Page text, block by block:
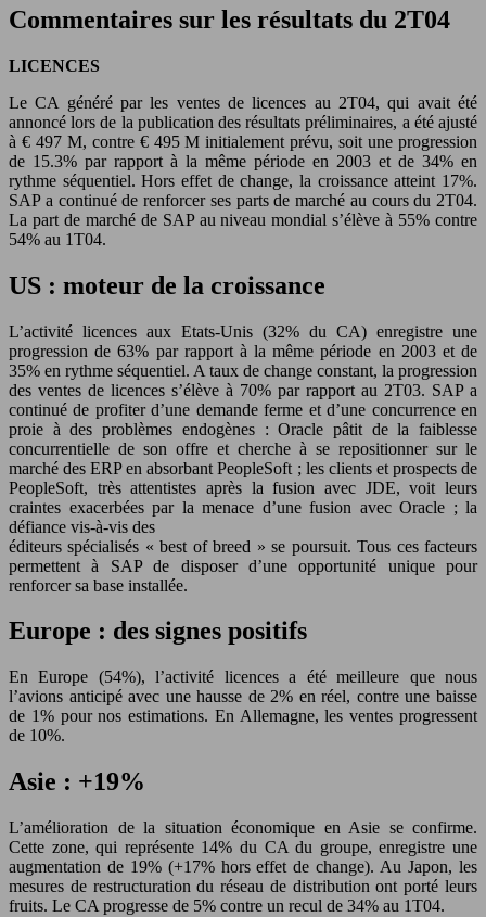
Commentaires sur les résultats du 2T04
LICENCES
Le CA généré par les ventes de licences au 2T04, qui avait été
annoncé lors de la publication des résultats préliminaires, a été ajusté
à € 497 M, contre € 495 M initialement prévu, soit une progression
de 15.3% par rapport à la même période en 2003 et de 34% en
rythme séquentiel. Hors effet de change, la croissance atteint 17%.
SAP a continué de renforcer ses parts de marché au cours du 2T04.
La part de marché de SAP au niveau mondial s’élève à 55% contre
54% au 1T04.
US : moteur de la croissance
L’activité licences aux Etats-Unis (32% du CA) enregistre une
progression de 63% par rapport à la même période en 2003 et de
35% en rythme séquentiel. A taux de change constant, la progression
des ventes de licences s’élève à 70% par rapport au 2T03. SAP a
continué de profiter d’une demande ferme et d’une concurrence en
proie à des problèmes endogènes : Oracle pâtit de la faiblesse
concurrentielle de son offre et cherche à se repositionner sur le
marché des ERP en absorbant PeopleSoft ; les clients et prospects de
PeopleSoft, très attentistes après la fusion avec JDE, voit leurs
craintes exacerbées par la menace d’une fusion avec Oracle ; la
défiance vis-à-vis des
éditeurs spécialisés « best of breed » se poursuit. Tous ces facteurs
permettent à SAP de disposer d’une opportunité unique pour
renforcer sa base installée.
Europe : des signes positifs
En Europe (54%), l’activité licences a été meilleure que nous
l’avions anticipé avec une hausse de 2% en réel, contre une baisse
de 1% pour nos estimations. En Allemagne, les ventes progressent
de 10%.
Asie : +19%
L’amélioration de la situation économique en Asie se confirme.
Cette zone, qui représente 14% du CA du groupe, enregistre une
augmentation de 19% (+17% hors effet de change). Au Japon, les
mesures de restructuration du réseau de distribution ont porté leurs
fruits. Le CA progresse de 5% contre un recul de 34% au 1T04.